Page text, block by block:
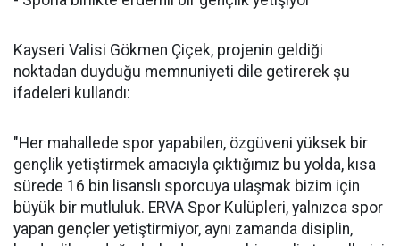
Kayseri Valisi Gökmen Çiçek, projenin geldiği
noktadan duyduğu memnuniyeti dile getirerek şu
ifadeleri kullandı:
"Her mahallede spor yapabilen, özgüveni yüksek bir
gençlik yetiştirmek amacıyla çıktığımız bu yolda, kısa
sürede 16 bin lisanslı sporcuya ulaşmak bizim için
büyük bir mutluluk. ERVA Spor Kulüpleri, yalnızca spor
yapan gençler yetiştirmiyor, aynı zamanda disiplin,